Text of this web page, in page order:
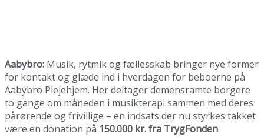
Aabybro: Musik, rytmik og fællesskab bringer nye former
for kontakt og glæde ind i hverdagen for beboerne på
Aabybro Plejehjem. Her deltager demensramte borgere
to gange om måneden i musikterapi sammen med deres
pårørende og frivillige – en indsats der nu styrkes takket
være en donation på 150.000 kr. fra TrygFonden.